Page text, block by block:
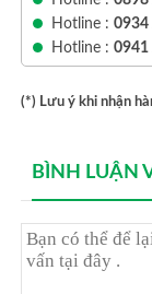
Hotline : 0934
Hotline : 0941
(*) Lưu ý khi nhận
BÌNH LUẬN